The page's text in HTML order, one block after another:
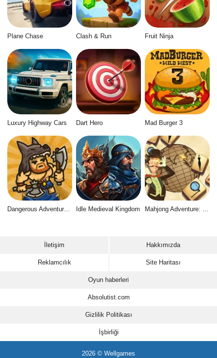
Plane Chase Clash & Run Fruit Ninja
Luxury Highway Cars Dart Hero Mad Burger 3
Idle Medieval Kingdom
İletişim Hakkımızda
Reklamcılık Site Haritası
Oyun haberleri
Absolutist.com
Gizlilik Politikası
İşbirliği
2026 © Wellgames